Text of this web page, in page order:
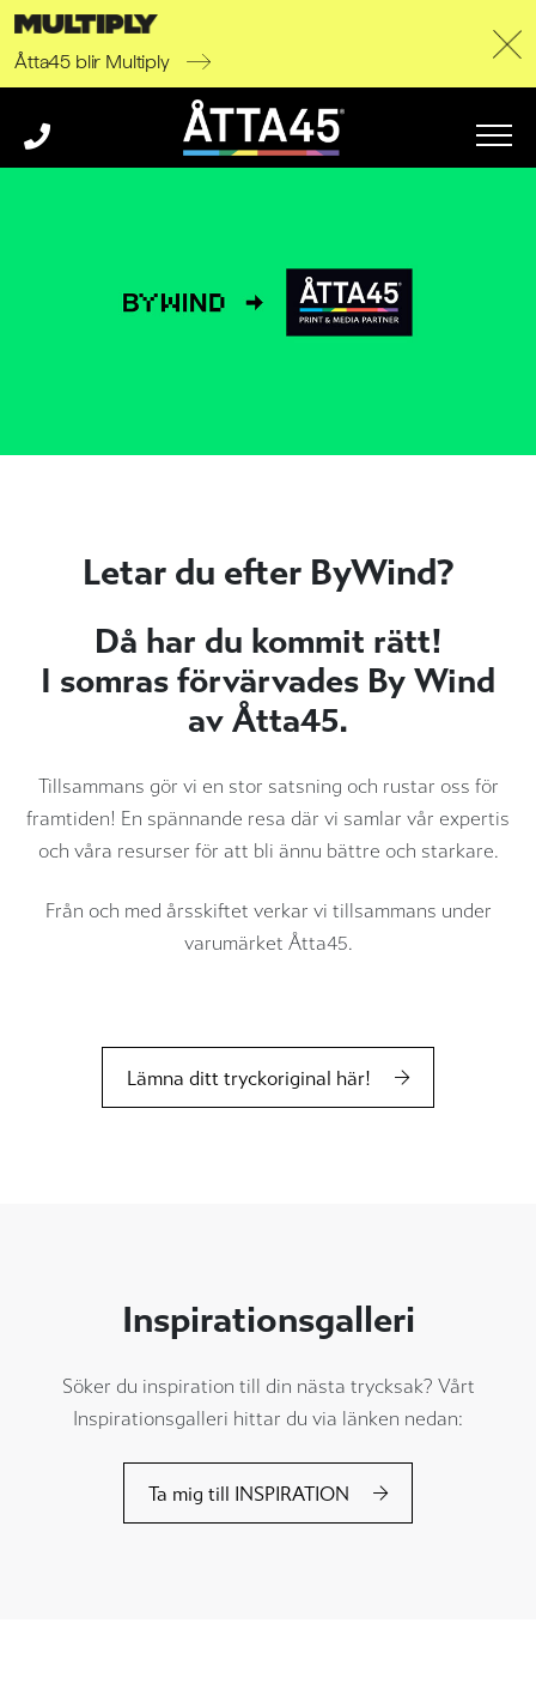
Åtta45 blir Multiply
Letar du efter ByWind?
Då har du kommit rätt!
I somras förvärvades By Wind
av Åtta45.
Tillsammans gör vi en stor satsning och rustar oss för
framtiden! En spännande resa där vi samlar vår expertis
och våra resurser för att bli ännu bättre och starkare.
Från och med årsskiftet verkar vi tillsammans under
varumärket Åtta45.
Lämna ditt tryckoriginal här!
Inspirationsgalleri
Söker du inspiration till din nästa trycksak? Vårt
Inspirationsgalleri hittar du via länken nedan:
Ta mig till INSPIRATION